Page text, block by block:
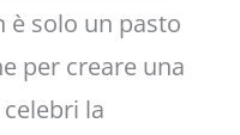
è solo un pasto
per creare una
la